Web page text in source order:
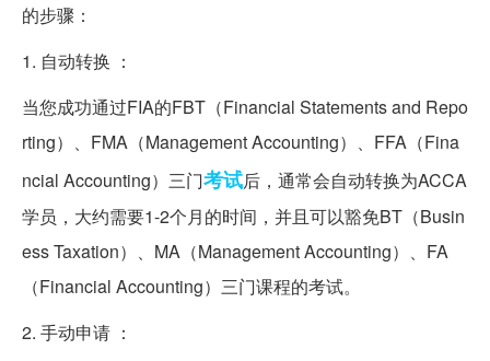
的步骤：
1. 自动转换 ：
当您成功通过FIA的FBT（Financial Statements and Repo
rting）、FMA（Management Accounting）、FFA（Fina
ncial Accounting）三门考试后，通常会自动转换为ACCA
学员，大约需要1-2个月的时间，并且可以豁免BT（Busin
ess Taxation）、MA（Management Accounting）、FA
（Financial Accounting）三门课程的考试。
2. 手动申请 ：